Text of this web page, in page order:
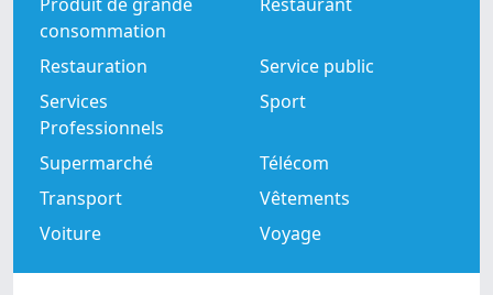
consommation
Restauration
Service public
Services
Professionnels
Sport
Supermarché
Télécom
Transport
Vêtements
Voiture
Voyage